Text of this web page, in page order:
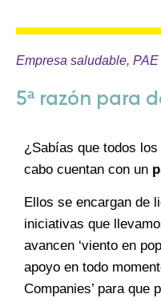
Empresa saludable, PAE
5ª razón para
¿Sabías que todos
cabo cuentan con un
Ellos se encargan de
iniciativas que
avancen ‘viento en
apoyo en todo
Companies’ para que